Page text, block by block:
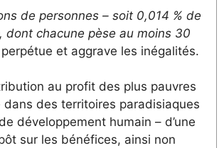
de personnes – soit 0,014 % de
dont chacune pèse au moins 30
et aggrave les inégalités.
au profit des plus pauvres
dans des territoires paradisiaques
développement humain – d’une
sur les bénéfices, ainsi non